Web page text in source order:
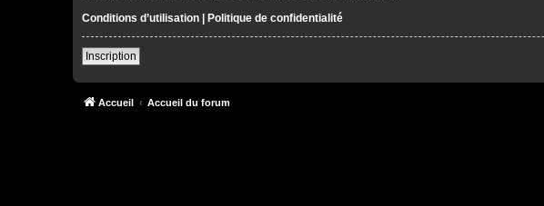
Conditions d’utilisation | Politique de confidentialité
Inscription
Accueil Accueil du forum